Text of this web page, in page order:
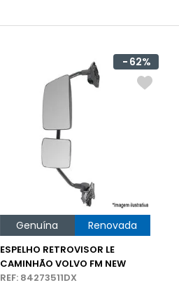
62%
Genuína Renovada
ESPELHO RETROVISOR LE
CAMINHÃO VOLVO FM NEW
REF: 84273511DX